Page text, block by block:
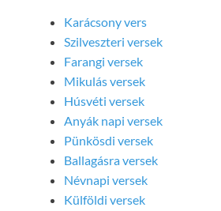
Karácsony vers
Szilveszteri versek
Farangi versek
Mikulás versek
Húsvéti versek
Anyák napi versek
Pünkösdi versek
Ballagásra versek
Névnapi versek
Külföldi versek